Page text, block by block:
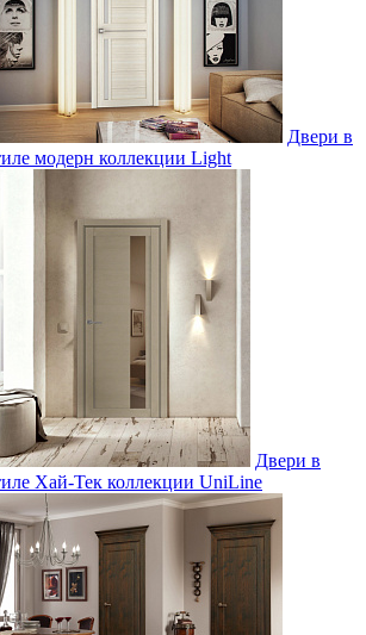
Двери в
модерн коллекции Light
Двери в
Хай-Тек коллекции UniLine